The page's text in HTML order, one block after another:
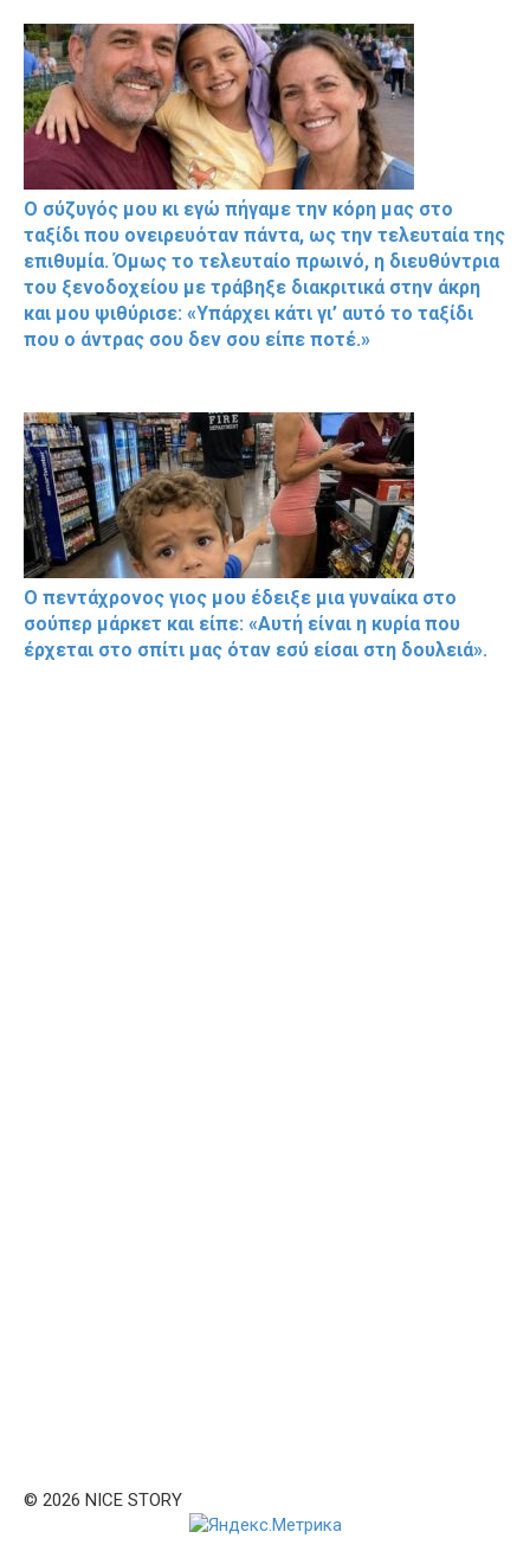
Ο σύζυγός μου κι εγώ πήγαμε την κόρη μας στο
ταξίδι που ονειρευόταν πάντα, ως την τελευταία της
επιθυμία. Όμως το τελευταίο πρωινό, η διευθύντρια
του ξενοδοχείου με τράβηξε διακριτικά στην άκρη
και μου ψιθύρισε: «Υπάρχει κάτι γι’ αυτό το ταξίδι
που ο άντρας σου δεν σου είπε ποτέ.»
Ο πεντάχρονος γιος μου έδειξε μια γυναίκα στο
σούπερ μάρκετ και είπε: «Αυτή είναι η κυρία που
έρχεται στο σπίτι μας όταν εσύ είσαι στη δουλειά».
© 2026 NICE STORY